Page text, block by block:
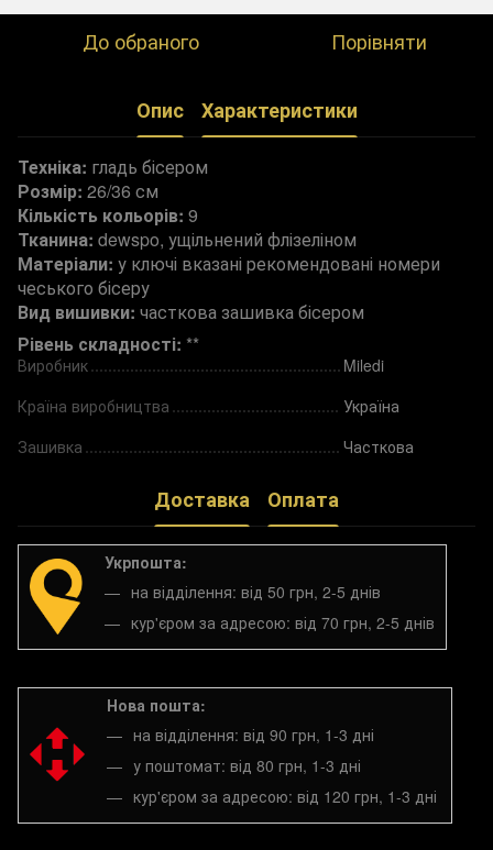
До обраного Порівняти
Опис Характеристики
Техніка: гладь бісером
Розмір: 26/36 см
Кількість кольорів: 9
Тканина: dewspo, ущільнений флізеліном
Матеріали: у ключі вказані рекомендовані номери
чеського бісеру
Вид вишивки: часткова зашивка бісером
Рівень складності: **
Виробник
Miledi
Країна виробництва
Україна
Зашивка
Часткова
Доставка Оплата
Укрпошта:
на відділення: від 50 грн, 2-5 днів
кур'єром за адресою: від 70 грн, 2-5 днів
Нова пошта:
на відділення: від 90 грн, 1-3 дні
у поштомат: від 80 грн, 1-3 дні
кур'єром за адресою: від 120 грн, 1-3 дні